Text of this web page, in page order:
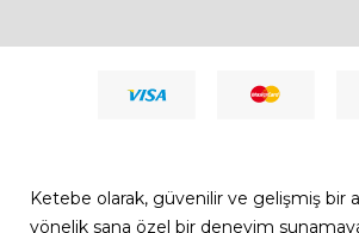
Ketebe olarak, güvenilir ve gelişmiş bir
yönelik sana özel bir deneyim
7308052261181544